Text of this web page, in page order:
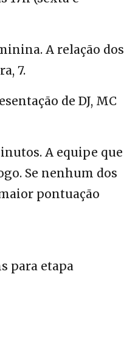
A relação dos
7.
de DJ, MC
A equipe que
Se nenhum dos
pontuação
para etapa